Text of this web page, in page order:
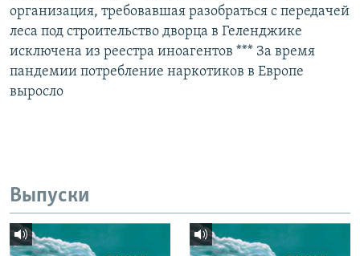
организация, требовавшая разобраться с передачей
леса под строительство дворца в Геленджике
исключена из реестра иноагентов *** За время
пандемии потребление наркотиков в Европе
выросло
Выпуски